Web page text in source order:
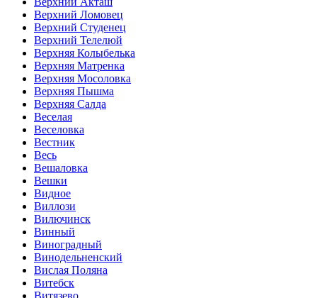
Верхний Ломовец
Верхний Студенец
Верхний Телелюй
Верхняя Колыбелька
Верхняя Матренка
Верхняя Мосоловка
Верхняя Пышма
Верхняя Салда
Веселая
Веселовка
Вестник
Весь
Вешаловка
Вешки
Видное
Виллози
Вилючинск
Винный
Виноградный
Винодельненский
Вислая Поляна
Витебск
Витязево